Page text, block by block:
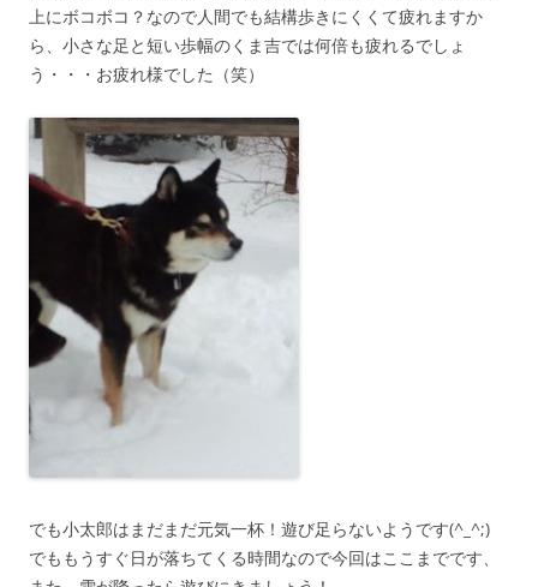
上にボコボコ？なので人間でも結構歩きにくくて疲れますか
ら、小さな足と短い歩幅のくま吉では何倍も疲れるでしょ
う・・・お疲れ様でした（笑）
でも小太郎はまだまだ元気一杯！遊び足らないようです(^_^;)
でももうすぐ日が落ちてくる時間なので今回はここまでです、